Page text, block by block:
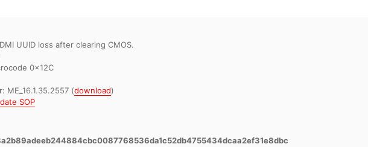
UUID loss after clearing CMOS.
0x12C
ME_16.1.35.2557 (download)
SOP